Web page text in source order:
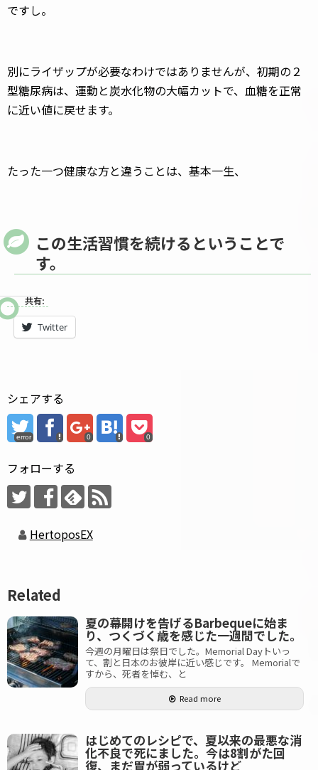
ですし。
別にライザップが必要なわけではありませんが、初期の２
型糖尿病は、運動と炭水化物の大幅カットで、血糖を正常
に近い値に戻せます。
たった一つ健康な方と違うことは、基本一生、
この生活習慣を続けるということで
す。
共有:
Twitter
シェアする
error 0 0
フォローする
HertoposEX
Related
夏の幕開けを告げるBarbequeに始ま
り、つくづく歳を感じた一週間でした。
今週の月曜日は祭日でした。Memorial Dayトいっ
て、割と日本のお彼岸に近い感じです。 Memorialで
すから、死者を悼む、と
Read more
はじめてのレシピで、夏以来の最悪な消
化不良で死にました。今は8割がた回
復、まだ胃が弱っているけど